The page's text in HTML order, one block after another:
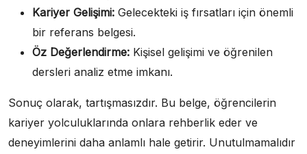
Kariyer Gelişimi: Gelecekteki iş fırsatları için önemli
bir referans belgesi.
Öz Değerlendirme: Kişisel gelişimi ve öğrenilen
dersleri analiz etme imkanı.
Sonuç olarak, tartışmasızdır. Bu belge, öğrencilerin
kariyer yolculuklarında onlara rehberlik eder ve
deneyimlerini daha anlamlı hale getirir. Unutulmamalıdır